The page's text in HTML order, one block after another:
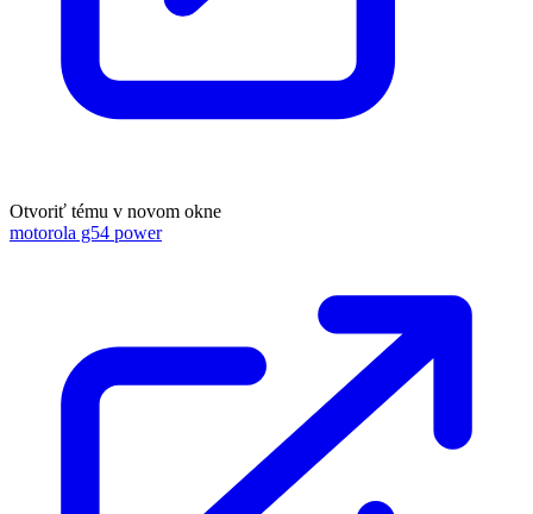
Otvoriť tému v novom okne
motorola g54 power